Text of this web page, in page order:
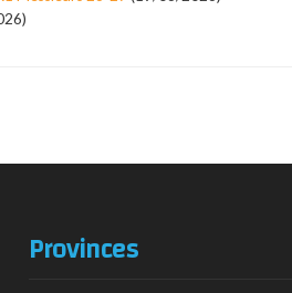
Provinces